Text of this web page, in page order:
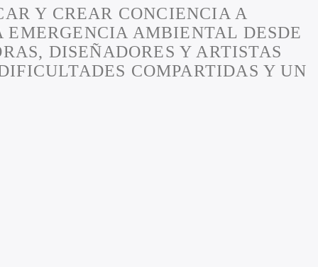
Y CREAR CONCIENCIA A
AMBIENTAL DESDE
DISEÑADORES Y ARTISTAS
COMPARTIDAS Y UN